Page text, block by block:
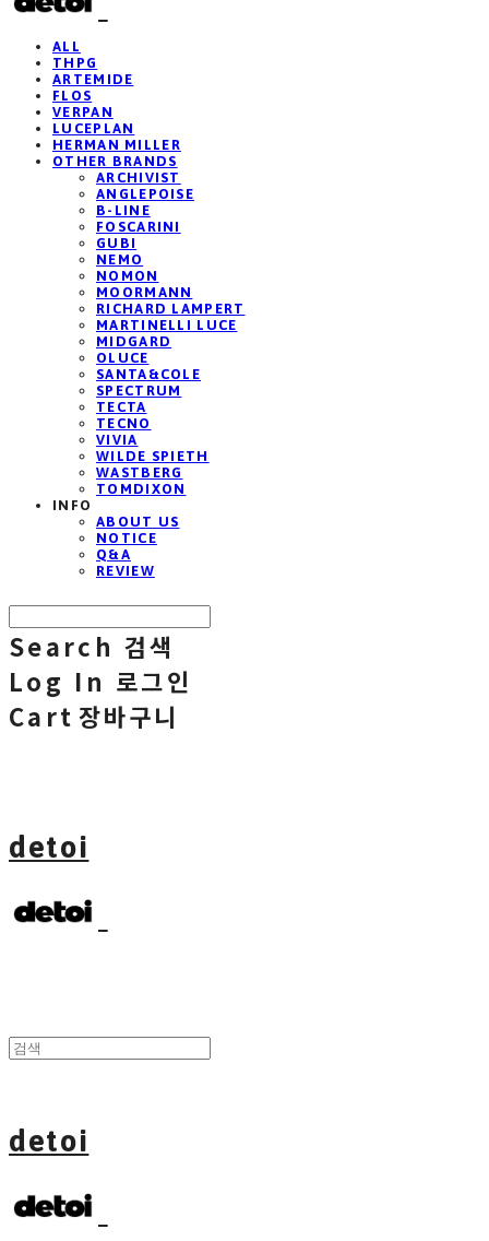
ALL
THPG
ARTEMIDE
FLOS
VERPAN
LUCEPLAN
HERMAN MILLER
OTHER BRANDS
ARCHIVIST
ANGLEPOISE
B-LINE
FOSCARINI
GUBI
NEMO
NOMON
MOORMANN
RICHARD LAMPERT
MARTINELLI LUCE
MIDGARD
OLUCE
SANTA&COLE
SPECTRUM
TECTA
TECNO
VIVIA
WILDE SPIETH
WASTBERG
TOMDIXON
INFO
ABOUT US
NOTICE
Q&A
REVIEW
Search 검색
Log In 로그인
Cart 장바구니
detoi
detoi